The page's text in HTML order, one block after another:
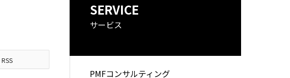
クリエイティブ・
RSS
SERVICE
サービス
PMFコンサルティング